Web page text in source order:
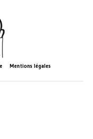
Mentions légales